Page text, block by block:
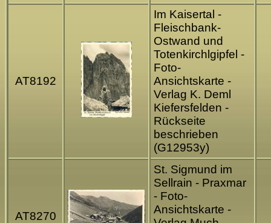
AT8192
Im Kaisertal -
Fleischbank-
Ostwand und
Totenkirchlgipfel -
Foto-
Ansichtskarte -
Verlag K. Deml
Kiefersfelden -
Rückseite
beschrieben
(G12953y)
AT8270
St. Sigmund im
Sellrain - Praxmar
- Foto-
Ansichtskarte -